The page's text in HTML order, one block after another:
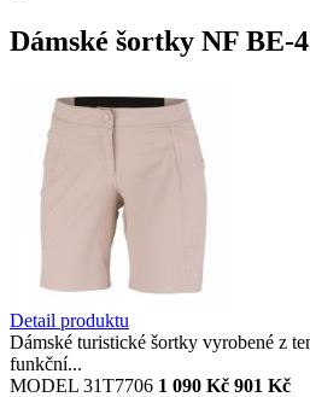
Dámské šortky NF BE-
Detail produktu
Dámské turistické šortky vyrobené z
funkční...
MODEL 31T7706 1 090 Kč 901 Kč